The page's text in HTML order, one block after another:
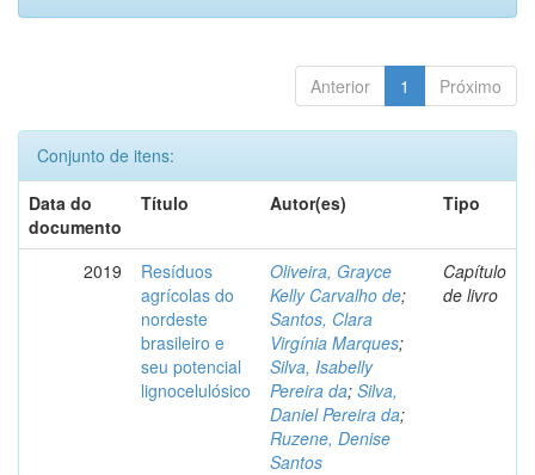
Anterior 1 Próximo
Conjunto de itens:
Data do
documento
Título Autor(es) Tipo
2019
Resíduos
agrícolas do
nordeste
brasileiro e
seu potencial
lignocelulósico
Oliveira, Grayce
Kelly Carvalho de;
Santos, Clara
Virgínia Marques;
Silva, Isabelly
Pereira da; Silva,
Daniel Pereira da;
Ruzene, Denise
Santos
Capítulo
de livro